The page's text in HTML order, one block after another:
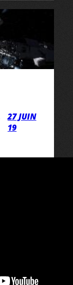
27 JUIN
19